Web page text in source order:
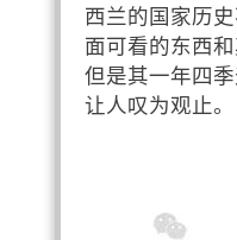
西兰的国家历
面可看的东西
但是其一年四
让人叹为观止。